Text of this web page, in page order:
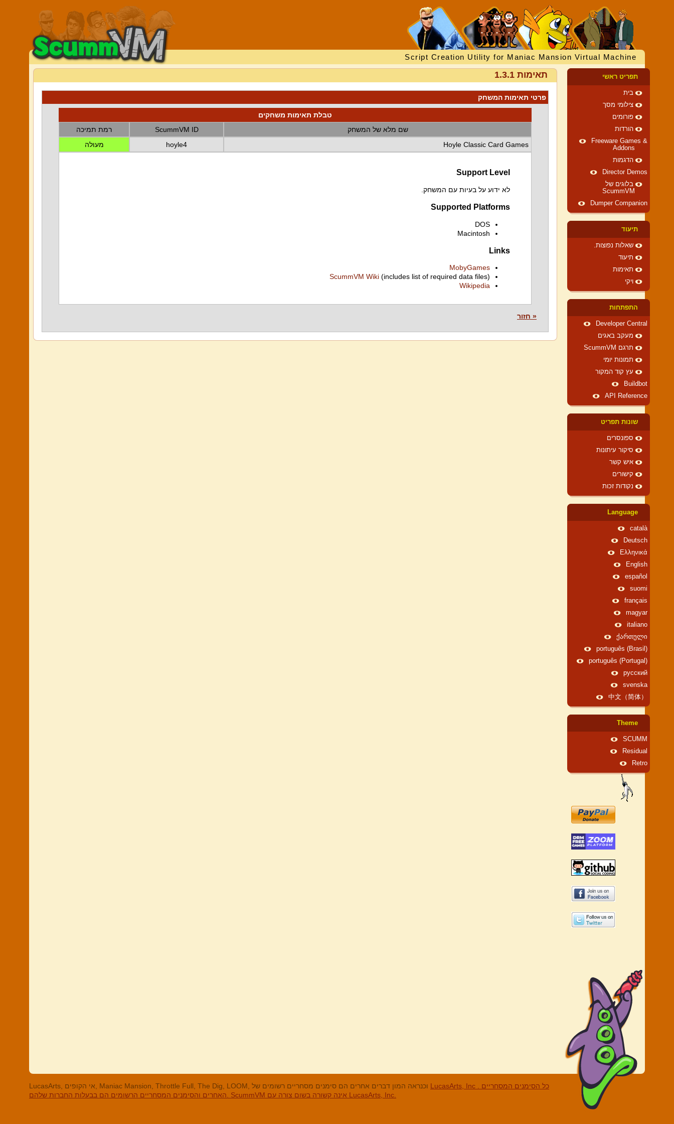
Script Creation Utility for Maniac Mansion Virtual Machine
תאימות 1.3.1
פרטי תאימות המשחק
טבלת תאימות משחקים
שם מלא של המשחק
ScummVM ID
רמת תמיכה
Hoyle Classic Card Games
hoyle4 מעולה
Support Level
לא ידוע על בעיות עם המשחק.
Supported Platforms
DOS
Macintosh
Links
MobyGames
ScummVM Wiki (includes list of required data files)
Wikipedia
« חזור
תפריט ראשי
בית
צילומי מסך
פורומים
הורדות
Freeware Games &
Addons
הדגמות
Director Demos
בלוגים של
ScummVM
Dumper Companion
תיעוד
שאלות נפוצות.
תיעוד
תאימות
ויקי
התפתחות
Developer Central
מעקב באגים
תרגם ScummVM
תמונות יומי
עץ קוד המקור
Buildbot
API Reference
שונות תפריט
ספונסרים
סיקור עיתונות
איש קשר
קישורים
נקודות זכות
Language
català
Deutsch
Ελληνικά
English
español
suomi
français
magyar
italiano
ქართული
português (Brasil)
português (Portugal)
русский
svenska
中文（简体）
Theme
SCUMM
Residual
Retro
LucasArts, Inc . כל הסימנים המסחריים
האחרים והסימנים המסחריים הרשומים הם בבעלות החברות שלהם. ScummVM אינה קשורה בשום צורה עם LucasArts, Inc.